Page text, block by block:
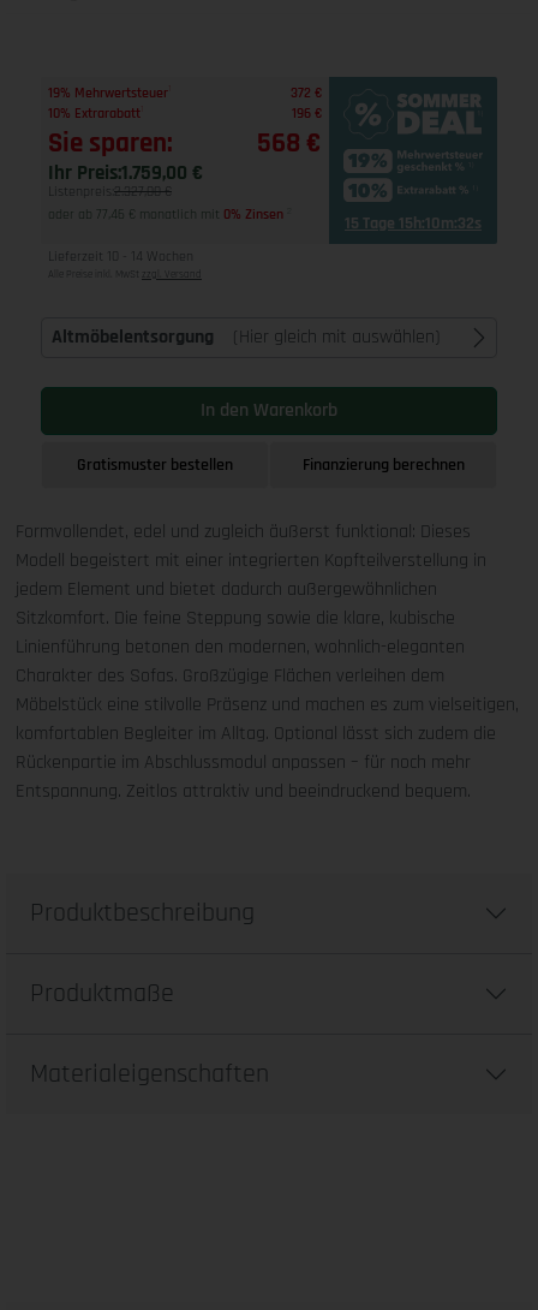
19% Mehrwertsteuer
372 €
10% Extrarabatt
196 €
Sie sparen: 568 €
Ihr Preis:1.759,00 €
Listenpreis: 2.327,00 €
oder ab 77,46 € monatlich mit 0% Zinsen 15 Tage 15h:10m:31s
Lieferzeit 10 - 14 Wochen
Alle Preise inkl. MwSt zzgl. Versand
Altmöbelentsorgung (Hier gleich mit auswählen)
In den Warenkorb
Gratismuster bestellen Finanzierung berechnen
Formvollendet, edel und zugleich äußerst funktional: Dieses
Modell begeistert mit einer integrierten Kopfteilverstellung in
jedem Element und bietet dadurch außergewöhnlichen
Sitzkomfort. Die feine Steppung sowie die klare, kubische
Linienführung betonen den modernen, wohnlich-eleganten
Charakter des Sofas. Großzügige Flächen verleihen dem
Möbelstück eine stilvolle Präsenz und machen es zum vielseitigen,
komfortablen Begleiter im Alltag. Optional lässt sich zudem die
Rückenpartie im Abschlussmodul anpassen – für noch mehr
Entspannung. Zeitlos attraktiv und beeindruckend bequem.
Produktbeschreibung
Produktmaße
Materialeigenschaften